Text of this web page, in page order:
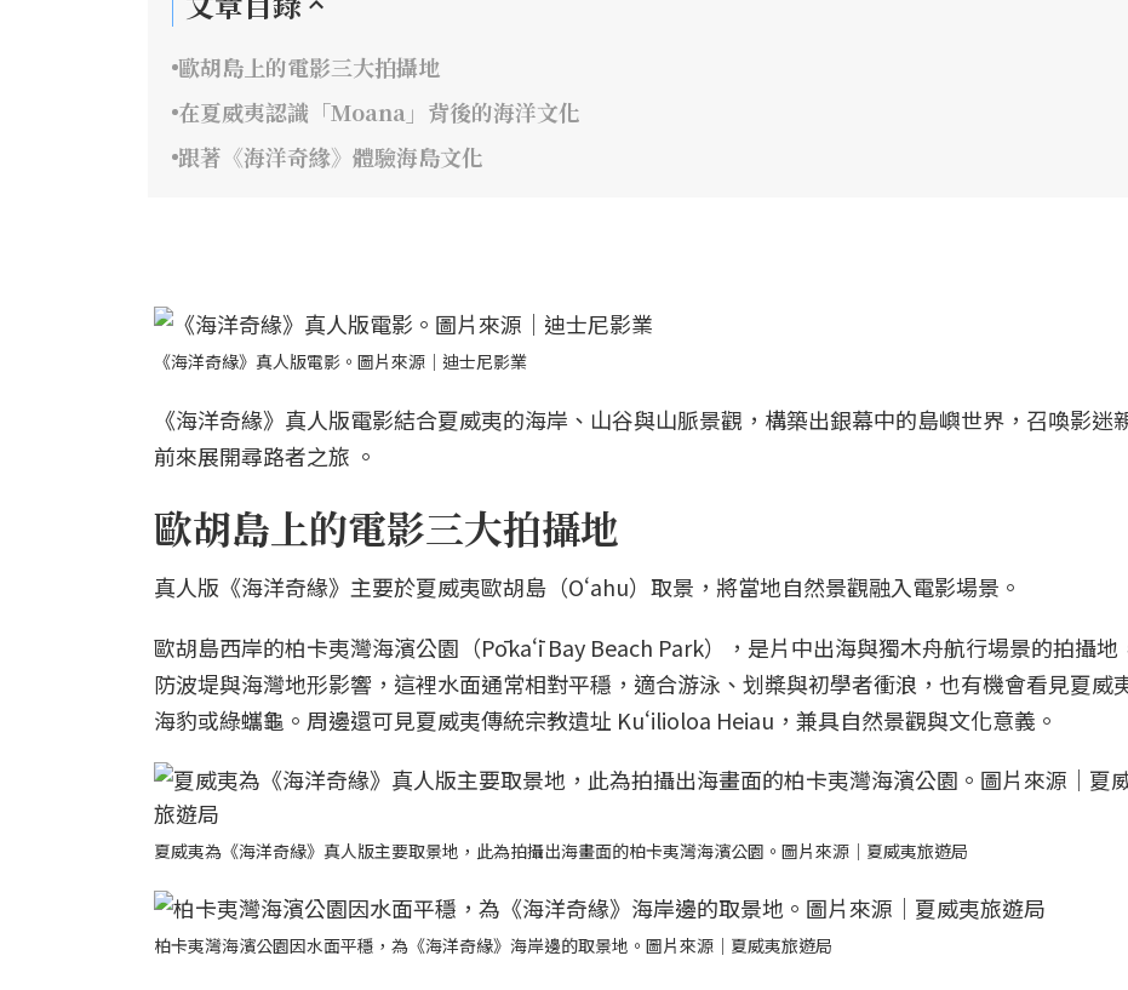
歐胡島上的電影三大拍攝地
在夏威夷認識「Moana」背後的海洋文化
跟著《海洋奇緣》體驗海島文化
《海洋奇緣》真人版電影。圖片來源｜迪士尼影業
《海洋奇緣》真人版電影結合夏威夷的海岸、山谷與山脈景觀，構築出銀幕中的島嶼世界，召喚影迷
前來展開尋路者之旅 。
歐胡島上的電影三大拍攝地
真人版《海洋奇緣》主要於夏威夷歐胡島（Oʻahu）取景，將當地自然景觀融入電影場景。
歐胡島西岸的柏卡夷灣海濱公園（Pōkaʻī Bay Beach Park），是片中出海與獨木舟航行場景的拍攝地
防波堤與海灣地形影響，這裡水面通常相對平穩，適合游泳、划槳與初學者衝浪，也有機會看見夏威
海豹或綠蠵龜。周邊還可見夏威夷傳統宗教遺址 Kuʻilioloa Heiau，兼具自然景觀與文化意義。
夏威夷為《海洋奇緣》真人版主要取景地，此為拍攝出海畫面的柏卡夷灣海濱公園。圖片來源｜夏威夷旅遊局
柏卡夷灣海濱公園因水面平穩，為《海洋奇緣》海岸邊的取景地。圖片來源｜夏威夷旅遊局